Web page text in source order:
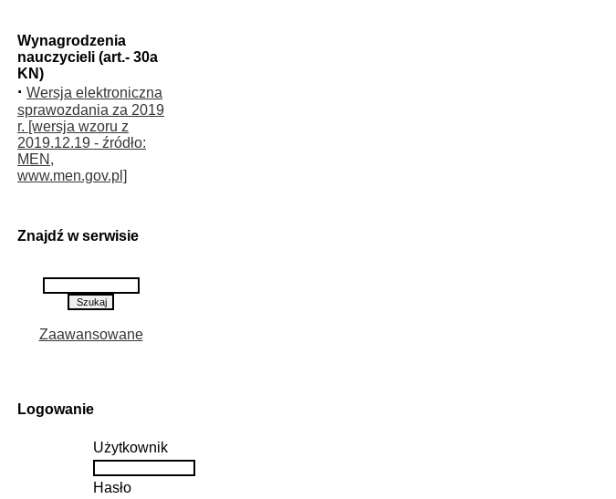
Wynagrodzenia
nauczycieli (art.- 30a
KN)
· Wersja elektroniczna
sprawozdania za 2019
r. [wersja wzoru z
2019.12.19 - źródło:
MEN,
www.men.gov.pl]
Znajdź w serwisie
Zaawansowane
Logowanie
Użytkownik
Hasło